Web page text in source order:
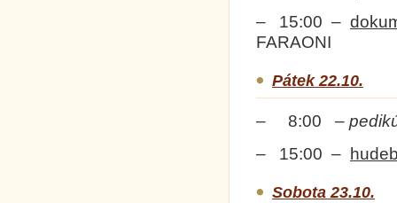
– 15:00 –
FARAONI
Pátek 22.10.
– 8:00 –
– 15:00 –
Sobota 23.10.